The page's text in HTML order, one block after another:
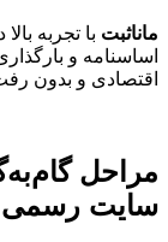
مانا‌ثبت با تجربه
اساسنامه و
اقتصادی و بدون
مراحل
سایت رسمی